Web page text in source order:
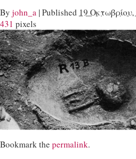
By john_a |Published 19 Οκτωβρίου,
431 pixels
Bookmark the permalink.